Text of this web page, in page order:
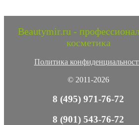
Beautymir.ru -
косметика
Политика
© 2011-2026
8 (495) 971-76-72
8 (901) 543-76-72